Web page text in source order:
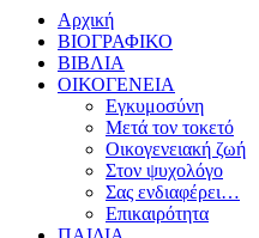
Αρχική
ΒΙΟΓΡΑΦΙΚΟ
ΒΙΒΛΙΑ
ΟΙΚΟΓΕΝΕΙΑ
Εγκυμοσύνη
Μετά τον τοκετό
Οικογενειακή ζωή
Στον ψυχολόγο
Σας ενδιαφέρει…
Επικαιρότητα